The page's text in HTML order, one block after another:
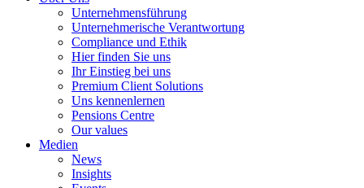
Unternehmensführung
Unternehmerische Verantwortung
Compliance und Ethik
Hier finden Sie uns
Ihr Einstieg bei uns
Premium Client Solutions
Uns kennenlernen
Pensions Centre
Our values
Medien
News
Insights